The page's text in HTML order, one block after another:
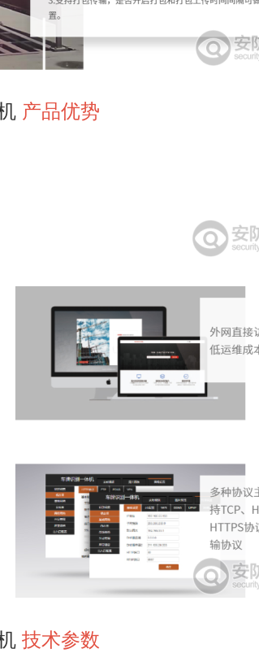
产品优势
技术参数